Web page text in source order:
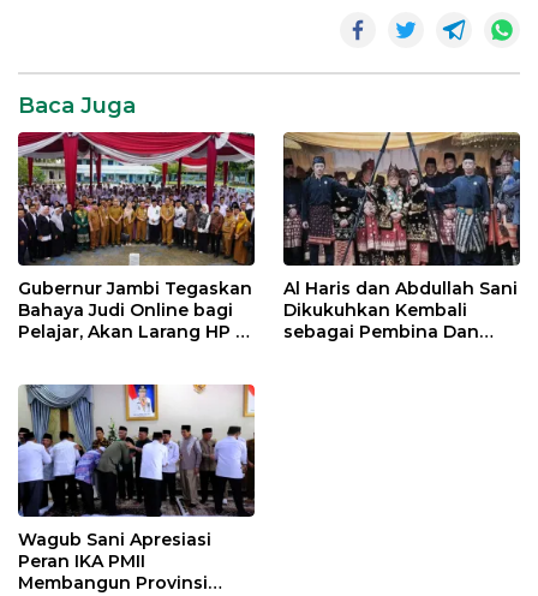
SR28
Baca Juga
Gubernur Jambi Tegaskan
Bahaya Judi Online bagi
Pelajar, Akan Larang HP di
Al Haris dan Abdullah Sani
Dikukuhkan Kembali
sebagai Pembina Dan
Wagub Sani Apresiasi
Peran IKA PMII
Membangun Provinsi